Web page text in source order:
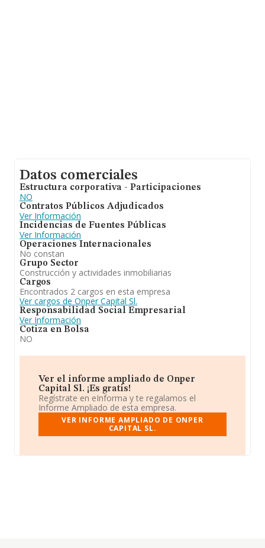
Datos comerciales
Estructura corporativa - Participaciones
NO
Contratos Públicos Adjudicados
Ver Información
Incidencias de Fuentes Públicas
Ver Información
Operaciones Internacionales
No constan
Grupo Sector
Construcción y actividades inmobiliarias
Cargos
Encontrados 2 cargos en esta empresa
Ver cargos de Onper Capital Sl.
Responsabilidad Social Empresarial
Ver Información
Cotiza en Bolsa
NO
Ver el informe ampliado de Onper
Capital Sl. ¡Es gratis!
Regístrate en eInforma y te regalamos el
Informe Ampliado de esta empresa.
VER INFORME AMPLIADO DE ONPER
CAPITAL SL.